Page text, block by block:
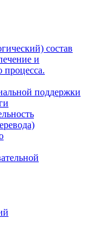
состав
и
процесса.
поддержки